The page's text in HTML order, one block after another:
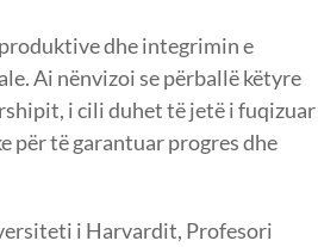
dhe integrimin e
Ai nënvizoi se përballë këtyre
i cili duhet të jetë i fuqizuar
për të garantuar progres dhe
i Harvardit, Profesori